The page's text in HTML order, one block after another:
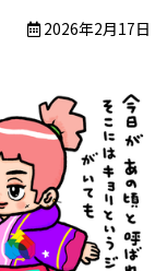
2026年2月17日